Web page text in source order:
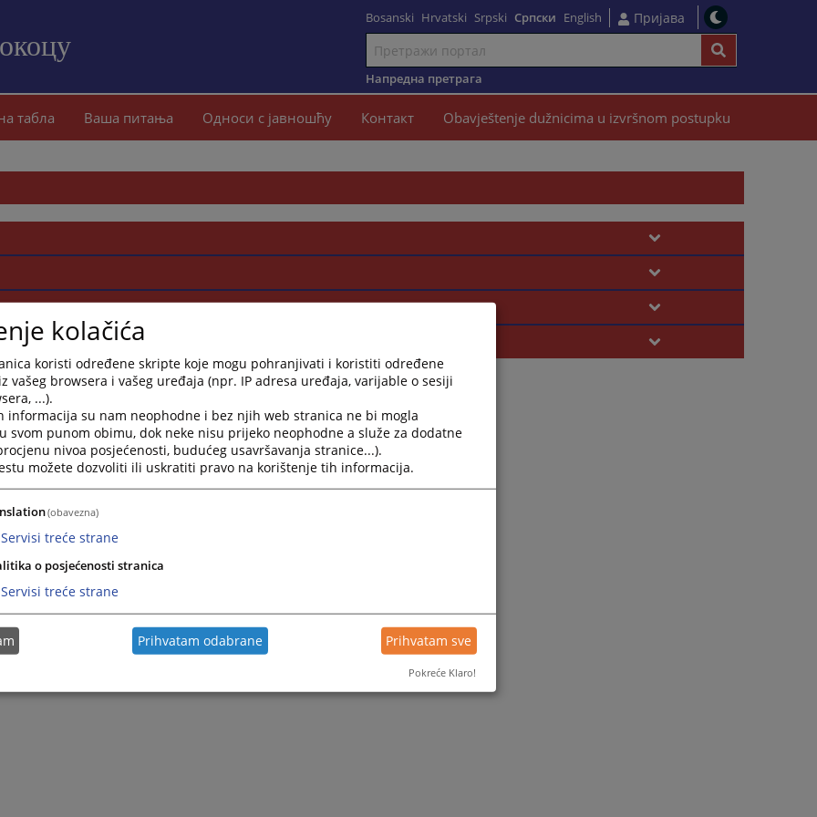
садржај
Bosanski Hrvatski Srpski Српски English Пријава
Напредна претрага
табла Ваша питања Односи с јавношћу Контакт Obavještenje dužnicima u izvršnom postupku
kolačića
koristi određene skripte koje mogu pohranjivati i koristiti određene
vašeg browsera i vašeg uređaja (npr. IP adresa uređaja, varijable o sesiji
...).
informacija su nam neophodne i bez njih web stranica ne bi mogla
svom punom obimu, dok neke nisu prijeko neophodne a služe za dodatne
nivoa posjećenosti, budućeg usavršavanja stranice...).
možete dozvoliti ili uskratiti pravo na korištenje tih informacija.
(obavezna)
Servisi treće strane
o posjećenosti stranica
Servisi treće strane
Prihvatam odabrane Prihvatam sve
Pokreće Klaro!